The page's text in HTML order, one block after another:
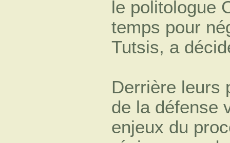
le politologue
temps pour
Tutsis, a
Derrière leurs
de la défense
enjeux du